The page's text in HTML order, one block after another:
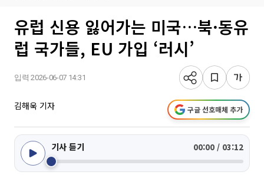
유럽 신용 잃어가는 미국…북·동유
럽 국가들, EU 가입 ‘러시’
입력 2026-06-07 14:31
김해욱 기자 구글 선호매체 추가
기사 듣기 00:00 / 03:12